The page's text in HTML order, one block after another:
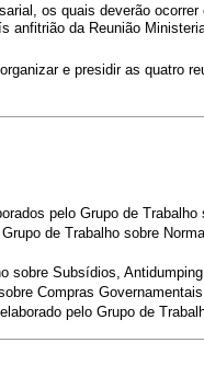
os quais deverão
da Reunião
e presidir as quatro
pelo Grupo de Trabalho
de Trabalho sobre
sobre Subsídios,
Compras Governamentais
pelo Grupo de